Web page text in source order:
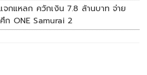
จกแหลก ควักเงิน 7.8 ล้านบาท จ่าย
ก ONE Samurai 2